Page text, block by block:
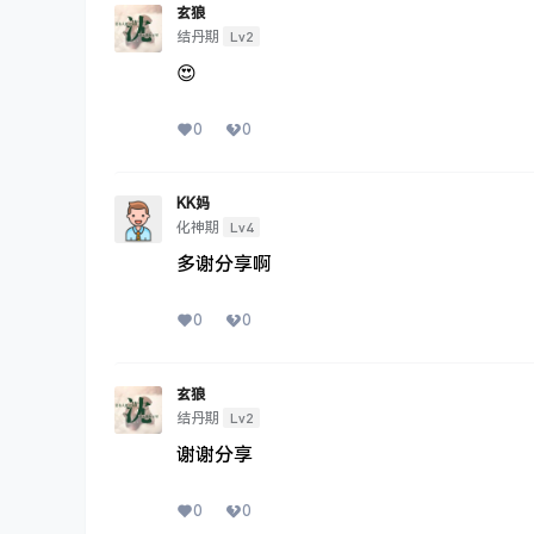
玄狼
结丹期
Lv2
😍
0 0
KK妈
化神期
Lv4
多谢分享啊
0 0
玄狼
结丹期
Lv2
谢谢分享
0 0